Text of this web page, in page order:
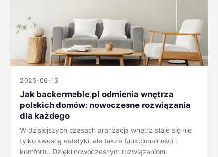
2025-06-13
Jak backermeble.pl odmienia wnętrza
polskich domów: nowoczesne rozwiązania
dla każdego
W dzisiejszych czasach aranżacja wnętrz staje się nie
tylko kwestią estetyki, ale także funkcjonalności i
komfortu. Dzięki nowoczesnym rozwiązaniom